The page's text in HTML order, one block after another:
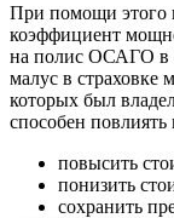
При помощи этого
коэффициент
на полис ОСАГО в
малус в
которых был
способен
повысить
понизить
сохранить